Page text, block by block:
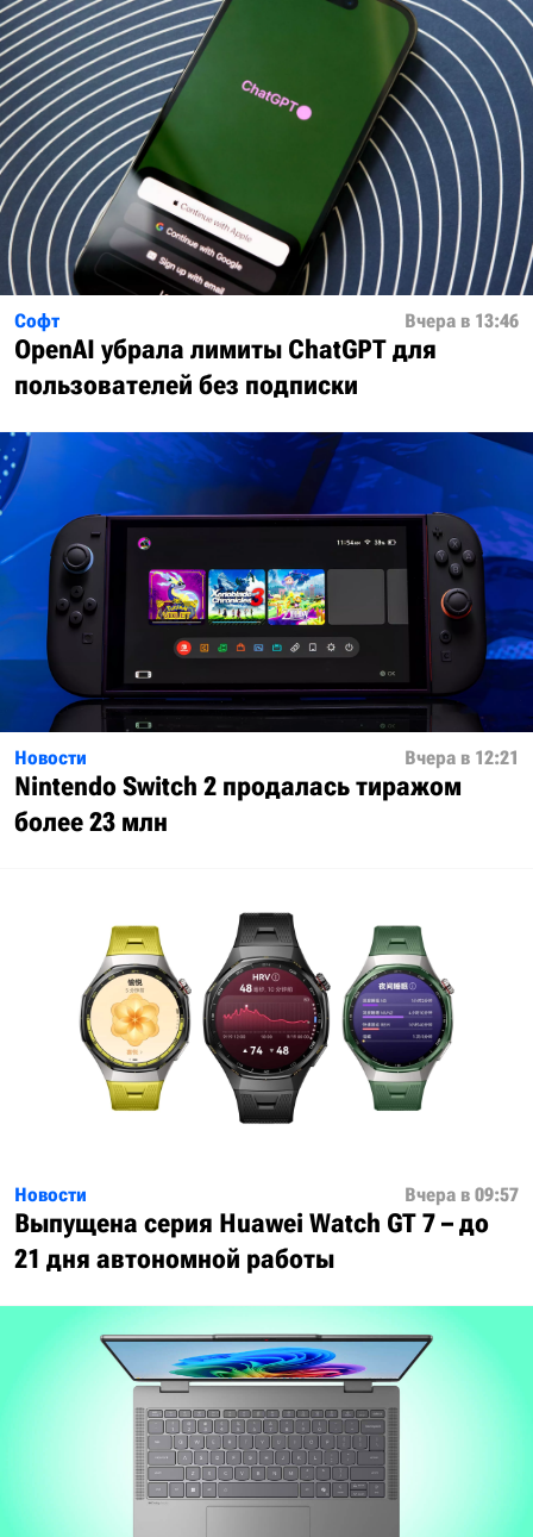
Софт Вчера в 13:46
OpenAI убрала лимиты ChatGPT для
пользователей без подписки
Новости Вчера в 12:21
Nintendo Switch 2 продалась тиражом
более 23 млн
Новости Вчера в 09:57
Выпущена серия Huawei Watch GT 7 – до
21 дня автономной работы